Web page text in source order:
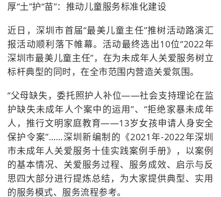
厚“土”护“苗”：推动儿童服务标准化建设
近日，深圳市首届“最美儿童主任”推树活动路演汇
报活动顺利落下帷幕。活动最终选出10位“2022年
深圳市最美儿童主任”，在为未成年人关爱服务树立
标杆典型的同时，在全市范围内营造关爱氛围。
“父母缺失，委托照护人补位——社会支持理论在监
护缺失未成年人个案中的运用”、“拒绝家暴未成年
人，推行文明家庭教育——13岁女孩申请人身安全
保护令案”……深圳新编制的《2021年-2022年深圳
市未成年人关爱服务十佳实践案例手册》，以案例
的基本情况、关爱服务过程、服务成效、启示与反
思四大部分进行提炼总结，为大家提供典型、实用
的服务模式、服务流程参考。